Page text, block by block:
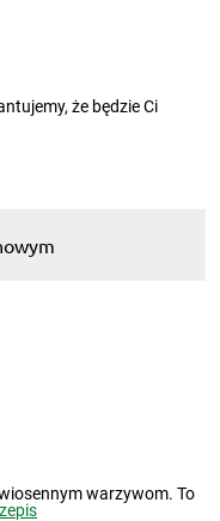
że będzie Ci
warzywom. To